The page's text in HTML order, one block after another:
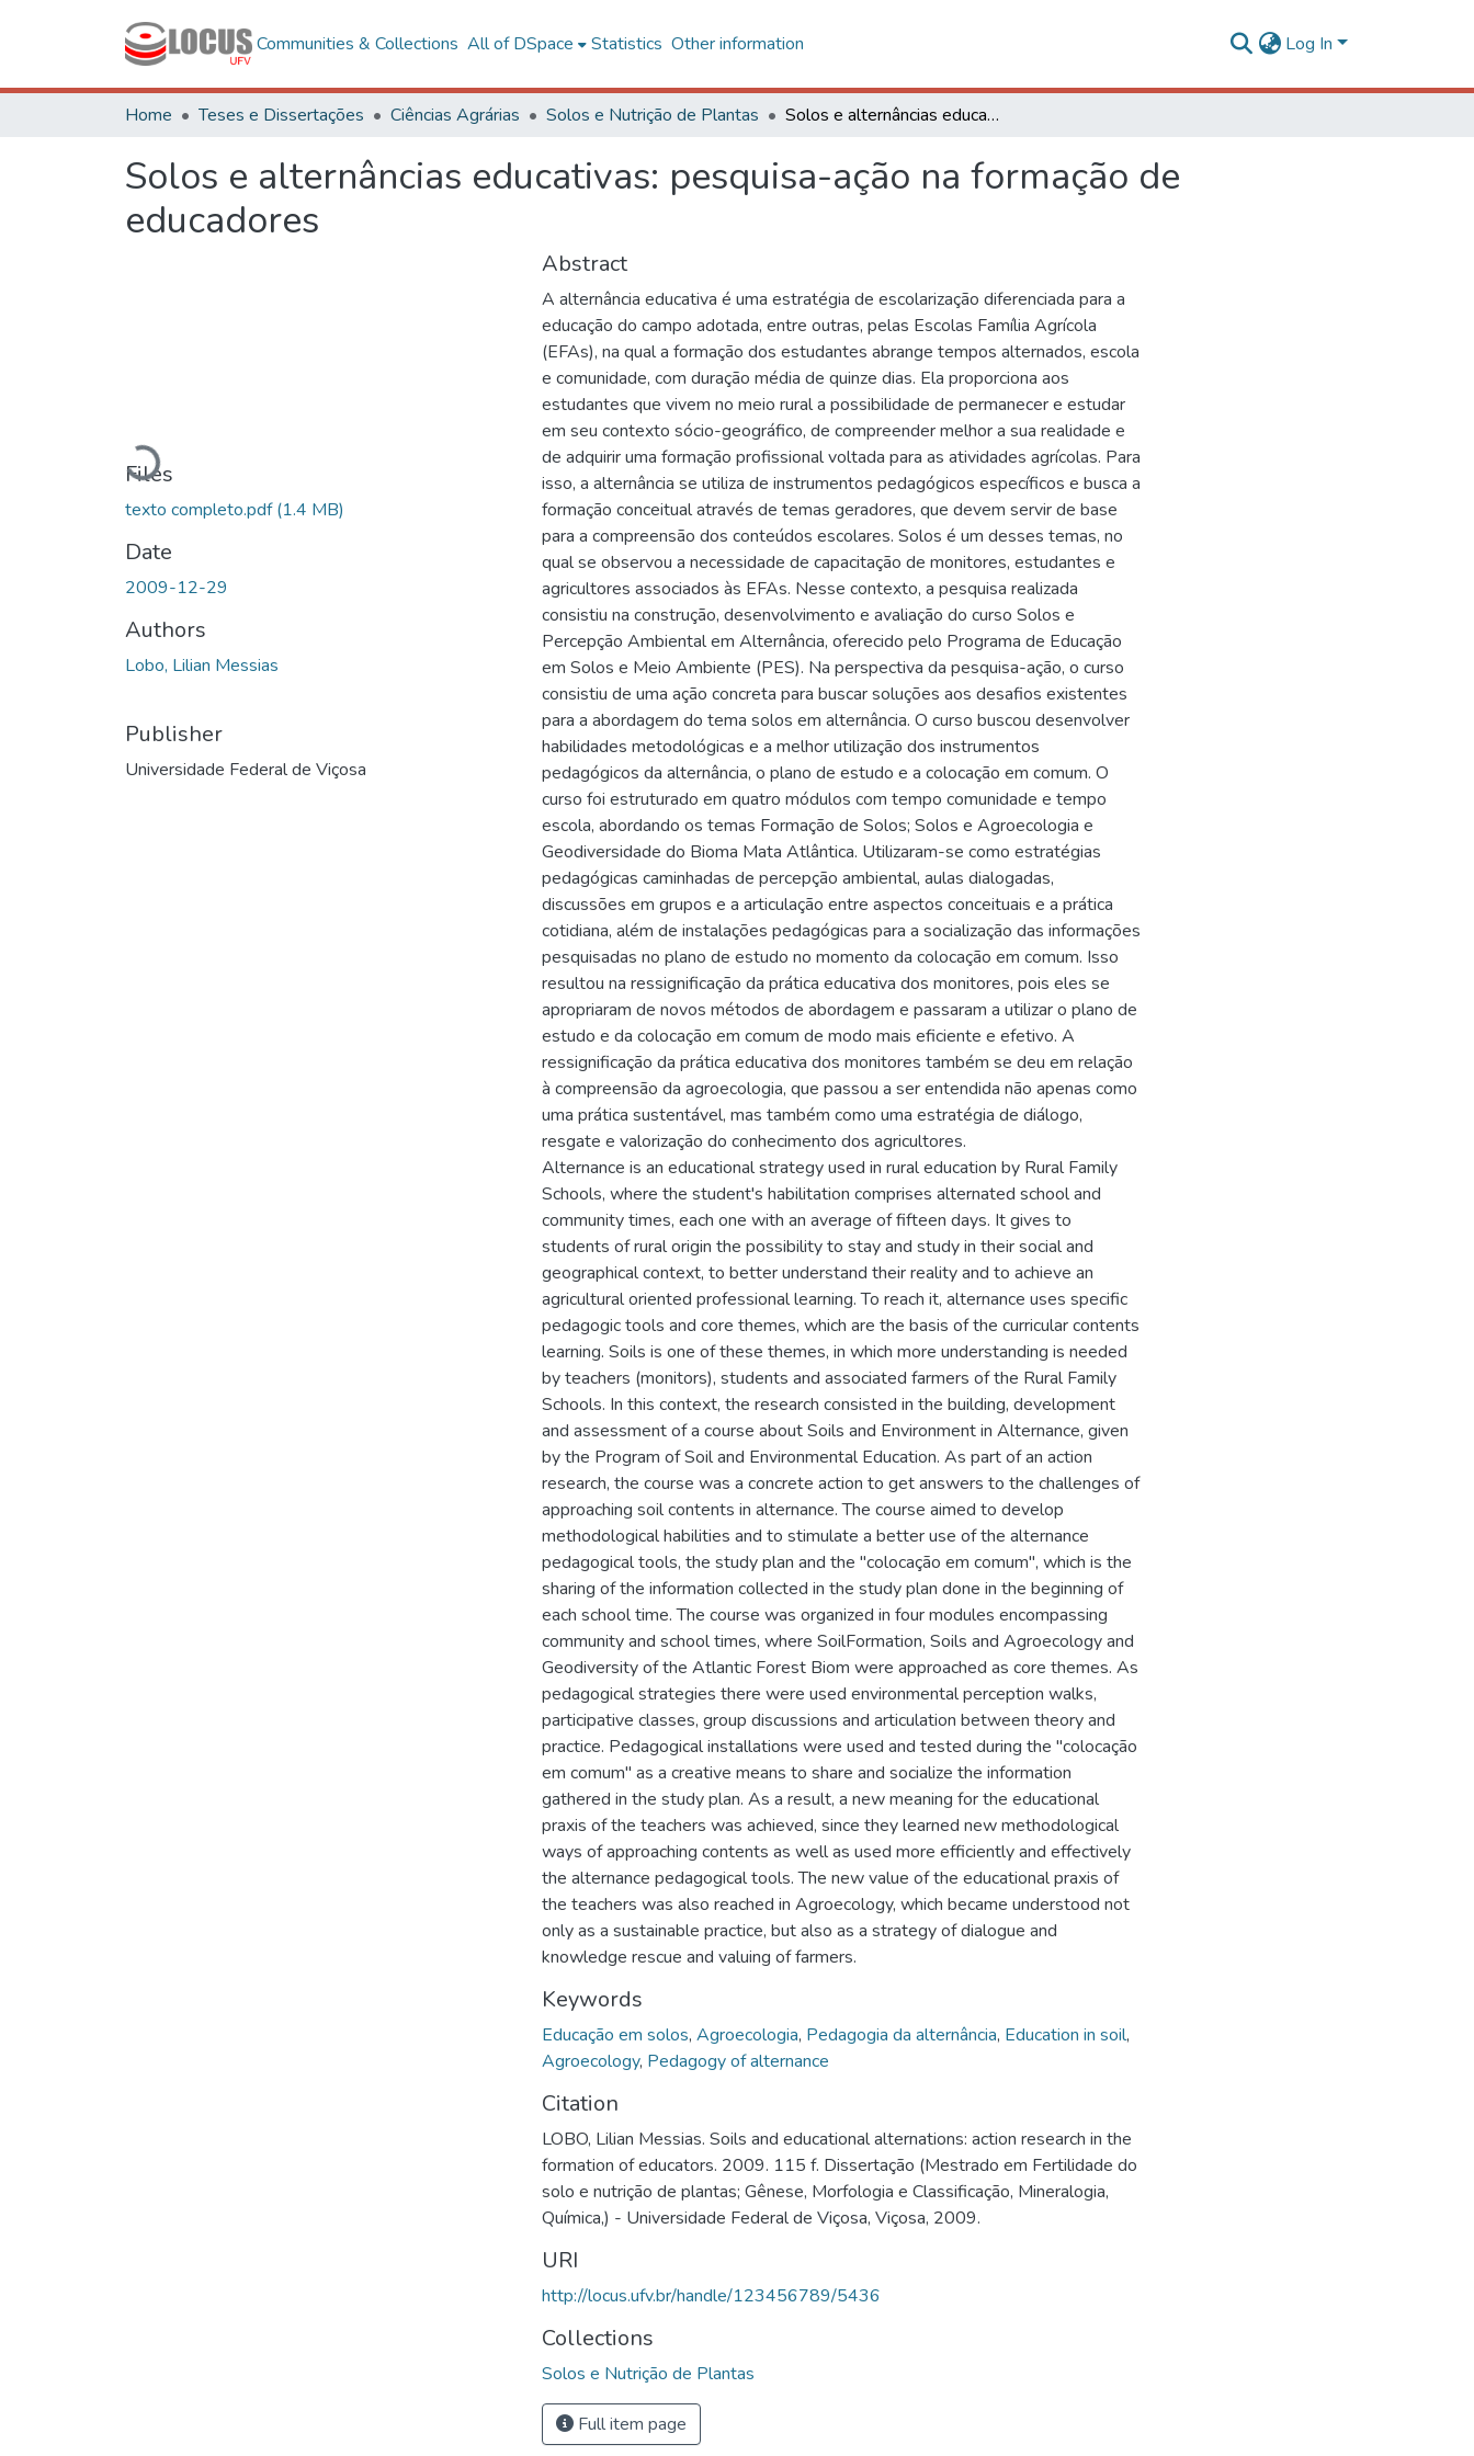
Communities & Collections All of DSpace Statistics Other information Log In
Home Teses e Dissertações Ciências Agrárias Solos e Nutrição de Plantas Solos e alternâncias educativas: pesquisa-ação na formação de educadores
Solos e alternâncias educativas: pesquisa-ação na formação de
educadores
Loading...
Files
texto completo.pdf(1.4 MB)
Date
2009-12-29
Authors
Lobo, Lilian Messias
Publisher
Universidade Federal de Viçosa
Abstract
A alternância educativa é uma estratégia de escolarização diferenciada para a
educação do campo adotada, entre outras, pelas Escolas Família Agrícola
(EFAs), na qual a formação dos estudantes abrange tempos alternados, escola
e comunidade, com duração média de quinze dias. Ela proporciona aos
estudantes que vivem no meio rural a possibilidade de permanecer e estudar
em seu contexto sócio-geográfico, de compreender melhor a sua realidade e
de adquirir uma formação profissional voltada para as atividades agrícolas. Para
isso, a alternância se utiliza de instrumentos pedagógicos específicos e busca a
formação conceitual através de temas geradores, que devem servir de base
para a compreensão dos conteúdos escolares. Solos é um desses temas, no
qual se observou a necessidade de capacitação de monitores, estudantes e
agricultores associados às EFAs. Nesse contexto, a pesquisa realizada
consistiu na construção, desenvolvimento e avaliação do curso Solos e
Percepção Ambiental em Alternância, oferecido pelo Programa de Educação
em Solos e Meio Ambiente (PES). Na perspectiva da pesquisa-ação, o curso
consistiu de uma ação concreta para buscar soluções aos desafios existentes
para a abordagem do tema solos em alternância. O curso buscou desenvolver
habilidades metodológicas e a melhor utilização dos instrumentos
pedagógicos da alternância, o plano de estudo e a colocação em comum. O
curso foi estruturado em quatro módulos com tempo comunidade e tempo
escola, abordando os temas Formação de Solos; Solos e Agroecologia e
Geodiversidade do Bioma Mata Atlântica. Utilizaram-se como estratégias
pedagógicas caminhadas de percepção ambiental, aulas dialogadas,
discussões em grupos e a articulação entre aspectos conceituais e a prática
cotidiana, além de instalações pedagógicas para a socialização das informações
pesquisadas no plano de estudo no momento da colocação em comum. Isso
resultou na ressignificação da prática educativa dos monitores, pois eles se
apropriaram de novos métodos de abordagem e passaram a utilizar o plano de
estudo e da colocação em comum de modo mais eficiente e efetivo. A
ressignificação da prática educativa dos monitores também se deu em relação
à compreensão da agroecologia, que passou a ser entendida não apenas como
uma prática sustentável, mas também como uma estratégia de diálogo,
resgate e valorização do conhecimento dos agricultores.
Alternance is an educational strategy used in rural education by Rural Family
Schools, where the student's habilitation comprises alternated school and
community times, each one with an average of fifteen days. It gives to
students of rural origin the possibility to stay and study in their social and
geographical context, to better understand their reality and to achieve an
agricultural oriented professional learning. To reach it, alternance uses specific
pedagogic tools and core themes, which are the basis of the curricular contents
learning. Soils is one of these themes, in which more understanding is needed
by teachers (monitors), students and associated farmers of the Rural Family
Schools. In this context, the research consisted in the building, development
and assessment of a course about Soils and Environment in Alternance, given
by the Program of Soil and Environmental Education. As part of an action
research, the course was a concrete action to get answers to the challenges of
approaching soil contents in alternance. The course aimed to develop
methodological habilities and to stimulate a better use of the alternance
pedagogical tools, the study plan and the "colocação em comum", which is the
sharing of the information collected in the study plan done in the beginning of
each school time. The course was organized in four modules encompassing
community and school times, where SoilFormation, Soils and Agroecology and
Geodiversity of the Atlantic Forest Biom were approached as core themes. As
pedagogical strategies there were used environmental perception walks,
participative classes, group discussions and articulation between theory and
practice. Pedagogical installations were used and tested during the "colocação
em comum" as a creative means to share and socialize the information
gathered in the study plan. As a result, a new meaning for the educational
praxis of the teachers was achieved, since they learned new methodological
ways of approaching contents as well as used more efficiently and effectively
the alternance pedagogical tools. The new value of the educational praxis of
the teachers was also reached in Agroecology, which became understood not
only as a sustainable practice, but also as a strategy of dialogue and
knowledge rescue and valuing of farmers.
Keywords
Educação em solos, Agroecologia, Pedagogia da alternância, Education in soil,
Agroecology, Pedagogy of alternance
Citation
LOBO, Lilian Messias. Soils and educational alternations: action research in the
formation of educators. 2009. 115 f. Dissertação (Mestrado em Fertilidade do
solo e nutrição de plantas; Gênese, Morfologia e Classificação, Mineralogia,
Química,) - Universidade Federal de Viçosa, Viçosa, 2009.
URI
http://locus.ufv.br/handle/123456789/5436
Collections
Solos e Nutrição de Plantas
Full item page